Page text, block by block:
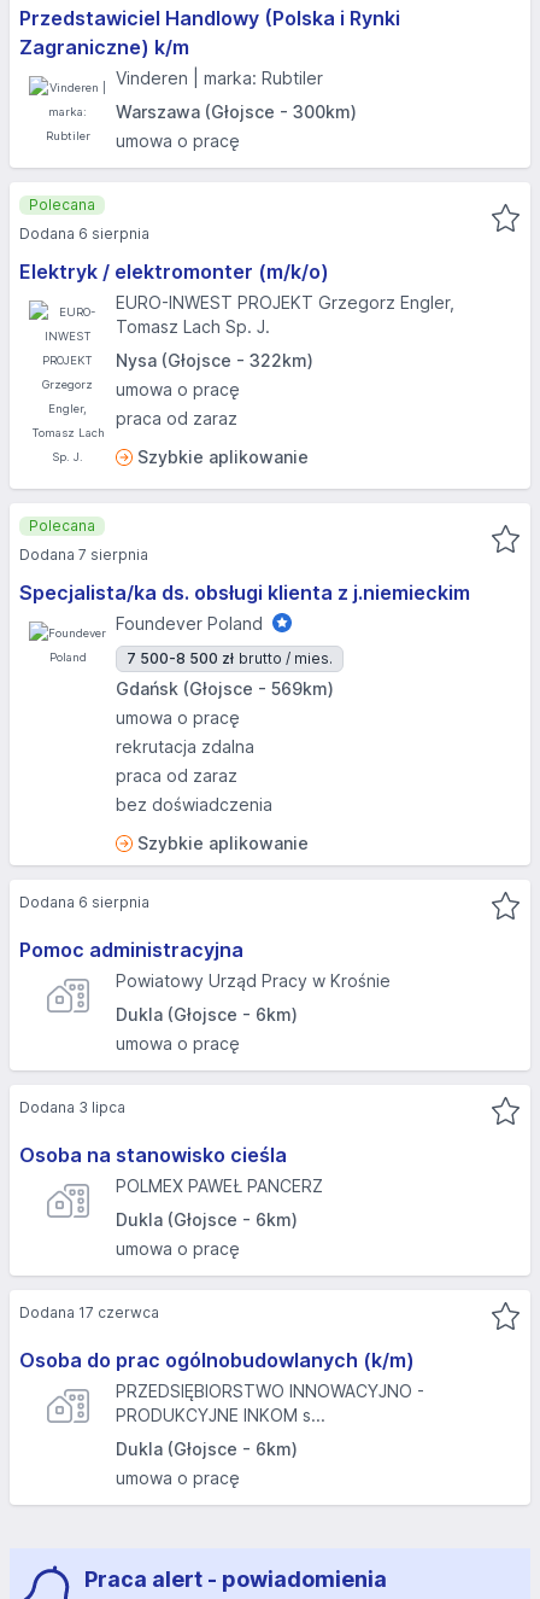
Przedstawiciel Handlowy (Polska i Rynki
Zagraniczne) k/m
Vinderen | marka: Rubtiler
Warszawa (Głojsce - 300km)
umowa o pracę
Elektryk / elektromonter (m/k/o)
EURO-INWEST PROJEKT Grzegorz Engler,
Tomasz Lach Sp. J.
Nysa (Głojsce - 322km)
umowa o pracę
praca od zaraz
Szybkie aplikowanie
Polecana
Dodana 6 sierpnia
Specjalista/ka ds. obsługi klienta z j.niemieckim
Foundever Poland
7 500-8 500 zł brutto / mies.
Gdańsk (Głojsce - 569km)
umowa o pracę
rekrutacja zdalna
praca od zaraz
bez doświadczenia
Szybkie aplikowanie
Polecana
Dodana 7 sierpnia
Pomoc administracyjna
Powiatowy Urząd Pracy w Krośnie
Dukla (Głojsce - 6km)
umowa o pracę
Dodana 6 sierpnia
Osoba na stanowisko cieśla
POLMEX PAWEŁ PANCERZ
Dukla (Głojsce - 6km)
umowa o pracę
Dodana 3 lipca
Osoba do prac ogólnobudowlanych (k/m)
PRZEDSIĘBIORSTWO INNOWACYJNO -
PRODUKCYJNE INKOM s...
Dukla (Głojsce - 6km)
umowa o pracę
Dodana 17 czerwca
Praca alert - powiadomienia